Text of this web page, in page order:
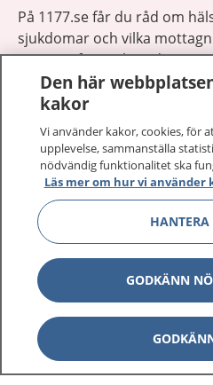
På 1177.se får du råd om
sjukdomar och vilka
Logga in för att läsa din
vårdärenden. Ring
sjukvårdsrådgivning dygnet
1177 ger dig råd när du vill
1177 på flera språk
Om 1177
Kontakt
Den här
kakor
Vi använder kakor, cookies, för
upplevelse, sammanställa
nödvändig funktionalitet ska
Läs mer om hur vi använder
HANTERA
GODKÄNN